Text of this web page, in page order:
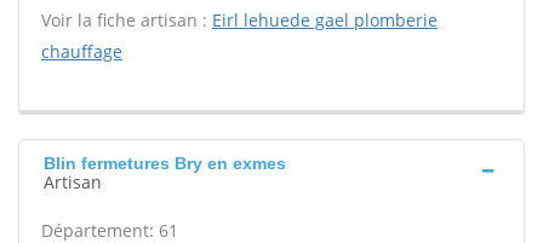
Voir la fiche artisan : Eirl lehuede gael plomberie
chauffage
Blin fermetures Bry en exmes
Artisan
Département: 61